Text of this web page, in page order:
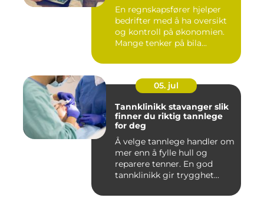
En regnskapsfører hjelper
bedrifter med å ha oversikt
og kontroll på økonomien.
Mange tenker på bila...
05. jul
Tannklinikk stavanger slik
finner du riktig tannlege
for deg
Å velge tannlege handler om
mer enn å fylle hull og
reparere tenner. En god
tannklinikk gir trygghet...